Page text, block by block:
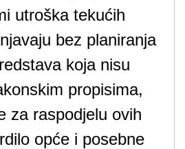
utroška tekućih
bez planiranja
koja nisu
propisima,
za raspodjelu ovih
opće i posebne